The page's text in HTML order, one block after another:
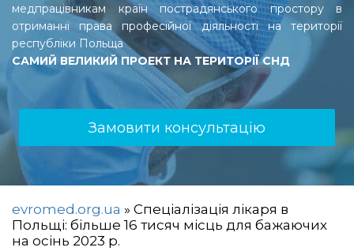
медпрацівникам країн пострадянського простору в
отриманні права професійної діяльності на території
республіки Польща
САМИЙ ВЕЛИКИЙ ПРОЕКТ НА ТЕРИТОРІЇ СНД
Замовити консультацію
evromed.org.ua » Спеціалізація лікаря в
Польщі: більше 16 тисяч місць для бажаючих
на осінь 2023 р.